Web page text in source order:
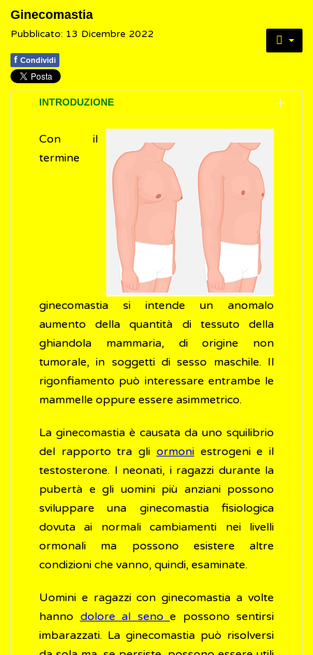
Ginecomastia
Pubblicato: 13 Dicembre 2022
f Condividi
INTRODUZIONE
Con il
termine
ginecomastia si intende un anomalo
aumento della quantità di tessuto della
ghiandola mammaria, di origine non
tumorale, in soggetti di sesso maschile. Il
rigonfiamento può interessare entrambe le
mammelle oppure essere asimmetrico.
La ginecomastia è causata da uno squilibrio
del rapporto tra gli ormoniestrogeni e il
testosterone. I neonati, i ragazzi durante la
pubertà e gli uomini più anziani possono
sviluppare una ginecomastia fisiologica
dovuta ai normali cambiamenti nei livelli
ormonali ma possono esistere altre
condizioni che vanno, quindi, esaminate.
Uomini e ragazzi con ginecomastia a volte
hanno dolore al seno e possono sentirsi
imbarazzati. La ginecomastia può risolversi